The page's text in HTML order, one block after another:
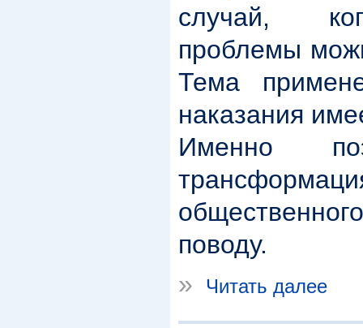
случай,
проблемы
Тема
наказания
Именно
поводу.
»
Читать далее